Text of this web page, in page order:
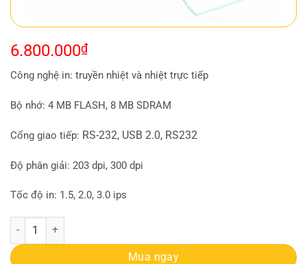
6.800.000₫
Công nghệ in: truyền nhiệt và nhiệt trực tiếp
Bộ nhớ: 4 MB FLASH, 8 MB SDRAM
Cổng giao tiếp: RS-232, USB 2.0, RS232
Độ phân giải: 203 dpi, 300 dpi
Tốc độ in: 1.5, 2.0, 3.0 ips
Máy in TSC 243E Pro quantity
Mua ngay